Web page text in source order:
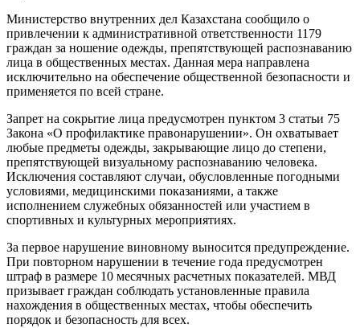
Министерство внутренних дел Казахстана сообщило о
привлечении к административной ответственности 1179
граждан за ношение одежды, препятствующей распознаванию
лица в общественных местах. Данная мера направлена
исключительно на обеспечение общественной безопасности и
применяется по всей стране.
Запрет на сокрытие лица предусмотрен пунктом 3 статьи 75
Закона «О профилактике правонарушении». Он охватывает
любые предметы одежды, закрывающие лицо до степени,
препятствующей визуальному распознаванию человека.
Исключения составляют случаи, обусловленные погодными
условиями, медицинскими показаниями, а также
исполнением служебных обязанностей или участием в
спортивных и культурных мероприятиях.
За первое нарушение виновному выносится предупреждение.
При повторном нарушении в течение года предусмотрен
штраф в размере 10 месячных расчетных показателей. МВД
призывает граждан соблюдать установленные правила
нахождения в общественных местах, чтобы обеспечить
порядок и безопасность для всех.